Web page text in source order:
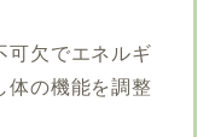
可欠でエネルギ
体の機能を調整